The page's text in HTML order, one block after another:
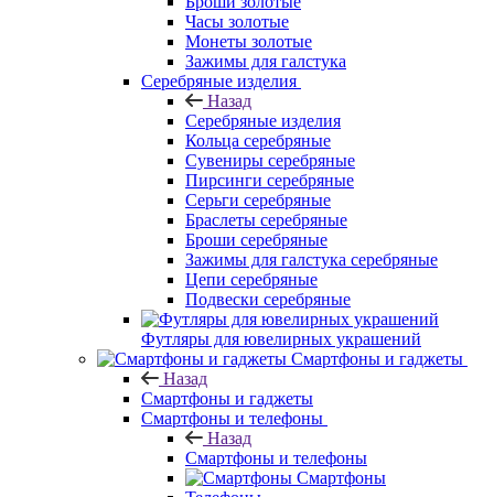
Часы золотые
Монеты золотые
Зажимы для галстука
Серебряные изделия
Назад
Серебряные изделия
Кольца серебряные
Сувениры серебряные
Пирсинги серебряные
Серьги серебряные
Браслеты серебряные
Броши серебряные
Зажимы для галстука серебряные
Цепи серебряные
Подвески серебряные
Футляры для ювелирных украшений
Смартфоны и гаджеты
Назад
Смартфоны и гаджеты
Смартфоны и телефоны
Назад
Смартфоны и телефоны
Смартфоны